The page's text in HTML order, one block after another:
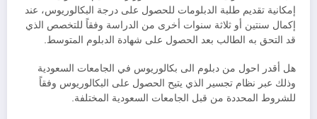
إمكانية تقديم طلبة الدبلومات للحصول على درجة البكالوريوس، عند
إكمال سنتين أو ثلاثة سنوات أخرى من الدراسة وفقاً للتخصص الذي
قد التحق به الطالب بعد الحصول على شهادة الدبلوم المتوسط.
هل أقدر احول من دبلوم الى بكالوريوس في الجامعات السعودية
وذلك عبر نظام تجسير الذي يتيح الحصول على البكالوريوس وفقاً
للشروط المحددة من قبل الجامعات السعودية المختلفة.